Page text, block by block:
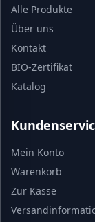
Alle Produkte
Über uns
Kontakt
BIO-Zertifikat
Katalog
Mein Konto
Warenkorb
Zur Kasse